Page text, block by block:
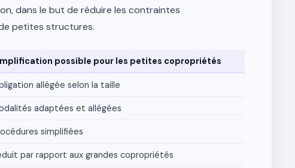
dans le but de réduire les contraintes
petites structures.
possible pour les petites copropriétés
allégée selon la taille
adaptées et allégées
simplifiées
par rapport aux grandes copropriétés